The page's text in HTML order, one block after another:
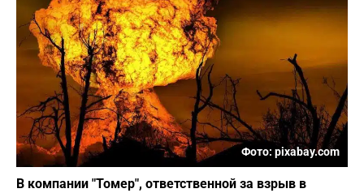
Фото: pixabay.com
В компании "Томер", ответственной за взрыв в